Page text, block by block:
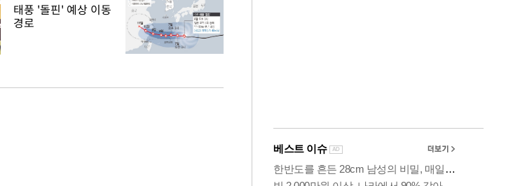
태풍 '돌핀' 예상 이동
경로